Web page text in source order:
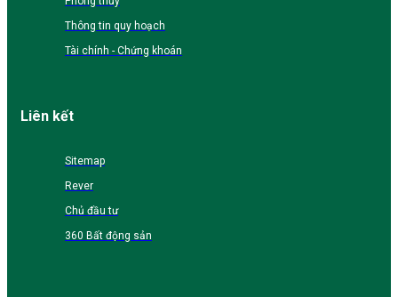
Thông tin quy hoạch
Tài chính - Chứng khoán
Liên kết
Sitemap
Rever
Chủ đầu tư
360 Bất động sản